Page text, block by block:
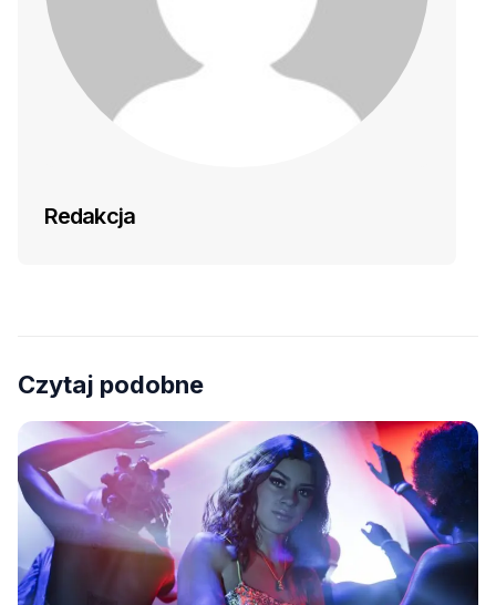
Redakcja
Czytaj podobne